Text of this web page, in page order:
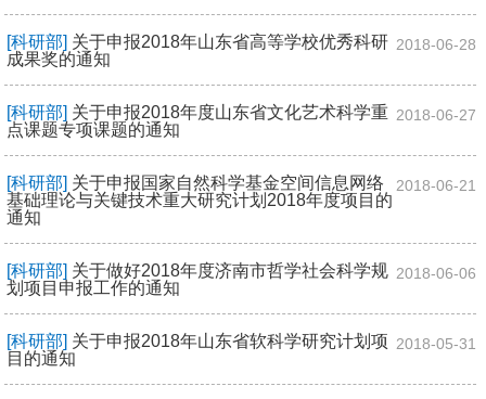
[科研部] 关于申报2018年山东省高等学校优秀科研
成果奖的通知
2018-06-28
[科研部] 关于申报2018年度山东省文化艺术科学重
点课题专项课题的通知
2018-06-27
[科研部] 关于申报国家自然科学基金空间信息网络
基础理论与关键技术重大研究计划2018年度项目的
通知
2018-06-21
[科研部] 关于做好2018年度济南市哲学社会科学规
划项目申报工作的通知
2018-06-06
[科研部] 关于申报2018年山东省软科学研究计划项
目的通知
2018-05-31